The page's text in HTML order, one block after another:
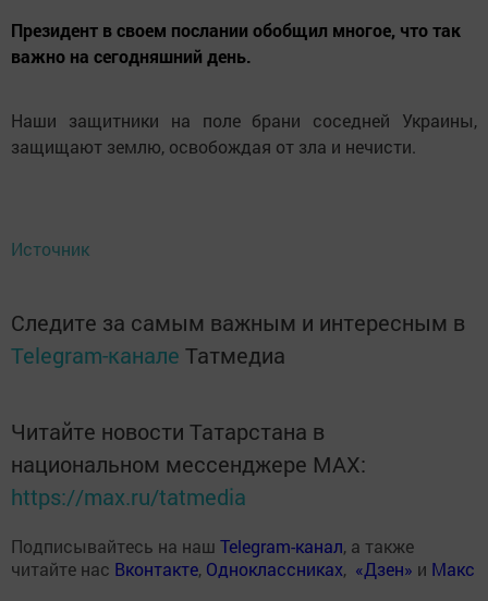
Президент в своем послании обобщил многое, что так
важно на сегодняшний день.
Наши защитники на поле брани соседней Украины,
защищают землю, освобождая от зла и нечисти.
Источник
Следите за самым важным и интересным в
Telegram-канале Татмедиа
Читайте новости Татарстана в
национальном мессенджере MАХ:
https://max.ru/tatmedia
Подписывайтесь на наш Telegram-канал, а также
читайте нас Вконтакте, Одноклассниках, «Дзен» и Макс